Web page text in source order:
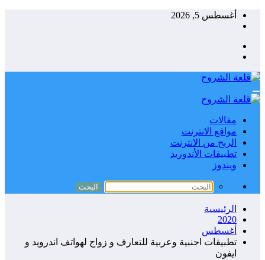
التجاوزأغسطس 5, 2026
مقالات
مواقع الانترنت
الربح من الانترنت
تطبيقات الأندوريد
ويندوز
الرئيسية
2020
أغسطس
تطبيقات اجنبية وعربية للتعارف و زواج لهواتف اندرويد و
ايفون